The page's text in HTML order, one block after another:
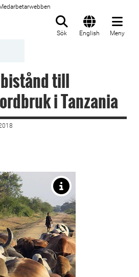
Sök English Meny
till
i Tanzania